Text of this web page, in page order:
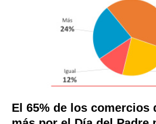
El 65% de los comercios